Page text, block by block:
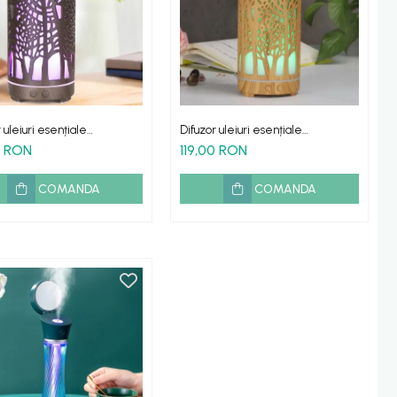
uleiuri esențiale
Wood Tower
RON
COMANDA
Difuzor uleiuri esențiale
aromaterapie Wood Tower
lumina led
119,00 RON
COMANDA